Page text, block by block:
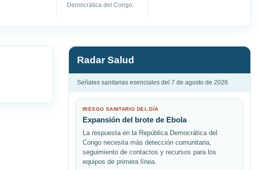
Democrática del Congo.
Radar Salud
Señales sanitarias esenciales del 7 de agosto de 2026
RIESGO SANITARIO DEL DÍA
Expansión del brote de Ebola
La respuesta en la República Democrática del
Congo necesita más detección comunitaria,
seguimiento de contactos y recursos para los
equipos de primera línea.